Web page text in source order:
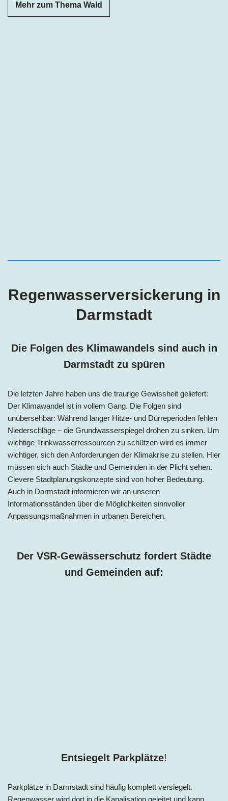
Mehr zum Thema Wald
Regenwasserversickerung in
Darmstadt
Die Folgen des Klimawandels sind auch in
Darmstadt zu spüren
Die letzten Jahre haben uns die traurige Gewissheit geliefert:
Der Klimawandel ist in vollem Gang. Die Folgen sind
unübersehbar: Während langer Hitze- und Dürreperioden fehlen
Niederschläge – die Grundwasserspiegel drohen zu sinken. Um
wichtige Trinkwasserressourcen zu schützen wird es immer
wichtiger, sich den Anforderungen der Klimakrise zu stellen. Hier
müssen sich auch Städte und Gemeinden in der Plicht sehen.
Clevere Stadtplanungskonzepte sind von hoher Bedeutung.
Auch in Darmstadt informieren wir an unseren
Informationsständen über die Möglichkeiten sinnvoller
Anpassungsmaßnahmen in urbanen Bereichen.
Der VSR-Gewässerschutz fordert Städte
und Gemeinden auf:
Entsiegelt Parkplätze!
Parkplätze in Darmstadt sind häufig komplett versiegelt.